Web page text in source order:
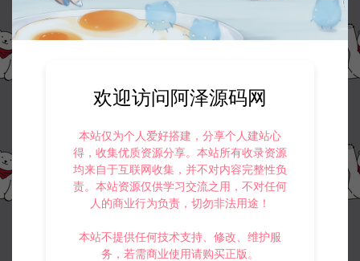
复
上一篇：
大话精品西游端和万众端添加仙器神兵教程
下一篇：
欢迎访问阿泽源码网
本站仅为个人爱好搭建，分享个人建站心
得，收集优质资源分享。本站所有收录资源
均来自于互联网收集，并不对内容完整性负
责。本站资源仅供学习交流之用，不对任何
人的商业行为负责，切勿非法用途！
本站不提供任何技术支持、修改、维护服
务，若需商业使用请购买正版。